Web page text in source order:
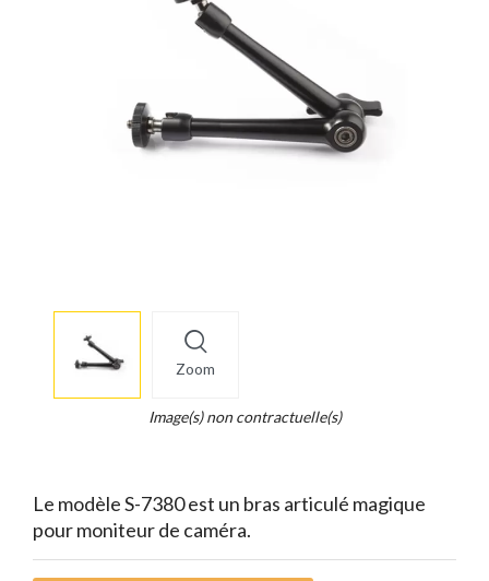
Zoom
info
Image(s) non contractuelle(s)
Le modèle S-7380 est un bras articulé magique
pour moniteur de caméra.